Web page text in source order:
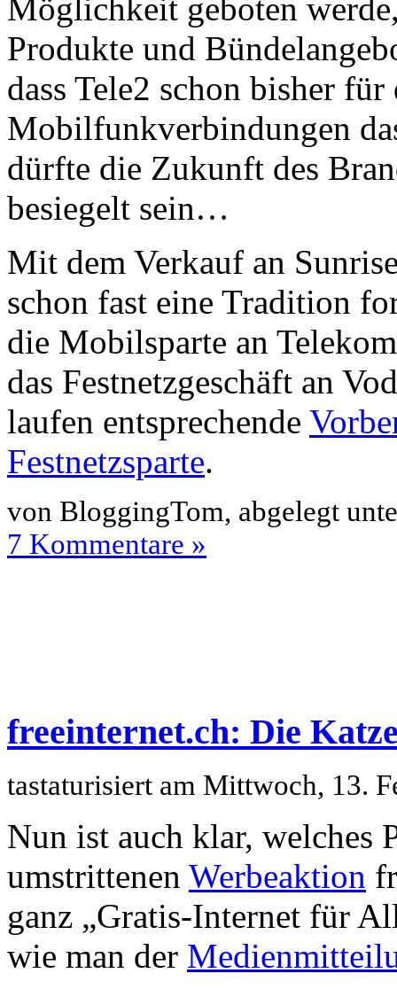
Möglichkeit geboten
Produkte und
dass Tele2 schon bisher
Mobilfunkverbindungen
dürfte die Zukunft des
besiegelt sein…
Mit dem Verkauf an
schon fast eine Tradition
die Mobilsparte an
das Festnetzgeschäft an
laufen entsprechende
Festnetzsparte.
von BloggingTom, abgelegt
7 Kommentare »
freeinternet.ch: Die
tastaturisiert am Mittwoch, 13.
Nun ist auch klar, welches
umstrittenen Werbeaktion
ganz „Gratis-Internet für
wie man der